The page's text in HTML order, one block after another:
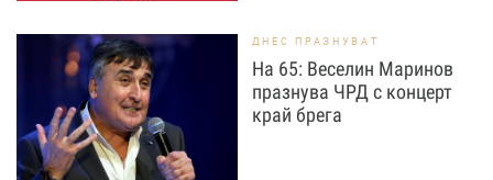
ДНЕС ПРАЗНУВАТ
На 65: Веселин Маринов
празнува ЧРД с концерт
край брега